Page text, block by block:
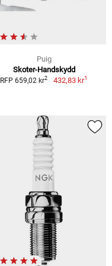
Puig
Skoter-Handskydd
RFP 659,02 kr2 432,83 kr1